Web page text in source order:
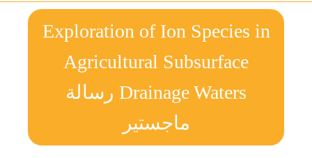
Exploration of Ion Species in
Agricultural Subsurface
Drainage Waters رسالة
ماجستير